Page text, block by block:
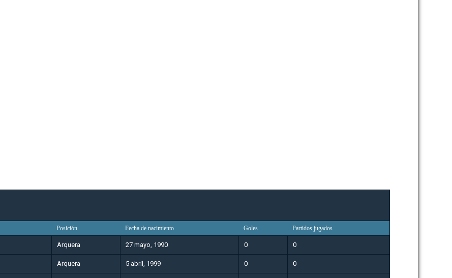
Posición Fecha de nacimiento Goles Partidos jugados
Arquera 27 mayo, 1990 0 0
Arquera 5 abril, 1999 0 0